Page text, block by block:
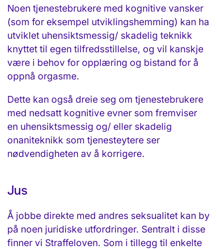
Noen tjenestebrukere med kognitive vansker
(som for eksempel utviklingshemming) kan ha
utviklet uhensiktsmessig/ skadelig teknikk
knyttet til egen tilfredsstillelse, og vil kanskje
være i behov for opplæring og bistand for å
oppnå orgasme.
Dette kan også dreie seg om tjenestebrukere
med nedsatt kognitive evner som fremviser
en uhensiktsmessig og/ eller skadelig
onaniteknikk som tjenesteytere ser
nødvendigheten av å korrigere.
Jus
Å jobbe direkte med andres seksualitet kan by
på noen juridiske utfordringer. Sentralt i disse
finner vi Straffeloven. Som i tillegg til enkelte